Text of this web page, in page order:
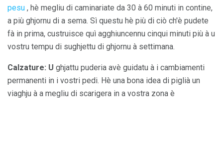
pesu , hè megliu di caminariate da 30 à 60 minuti in contine,
a più ghjornu di a sema. Sì questu hè più di ciò ch'è pudete
fà in prima, custruisce quì agghiuncennu cinqui minuti più à u
vostru tempu di sughjettu di ghjornu à settimana.
Calzature: U ghjattu puderia avè guidatu à i cambiamenti
permanenti in i vostri pedi. Hè una bona idea di piglià un
viaghju à a megliu di scarigera in a vostra zona è